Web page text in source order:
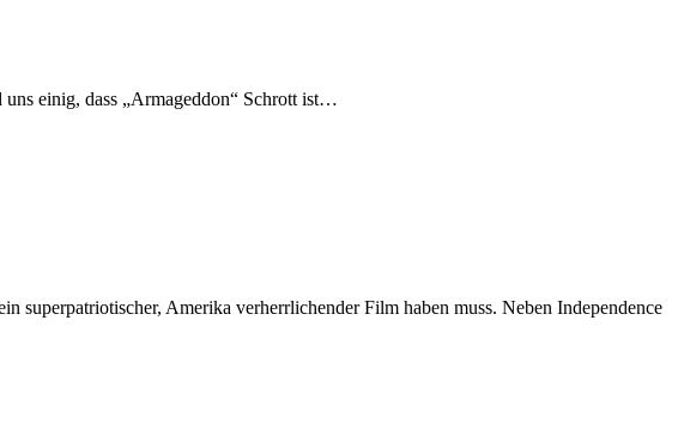
einig, dass „Armageddon“ Schrott ist…
superpatriotischer, Amerika verherrlichender Film haben muss. Neben Independence